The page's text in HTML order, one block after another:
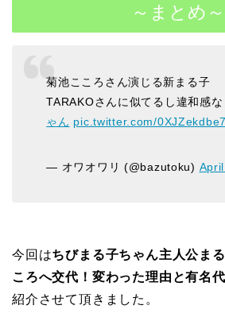
～まとめ～
菊池こころさん演じる新まる子
TARAKOさんに似てるし違和感
ゃん pic.twitter.com/0XJZekdbe7
— オワオワリ (@bazutoku)
今回はちびまる子ちゃん主人公ま
ころへ交代！変わった理由と有名
紹介させて頂きました。